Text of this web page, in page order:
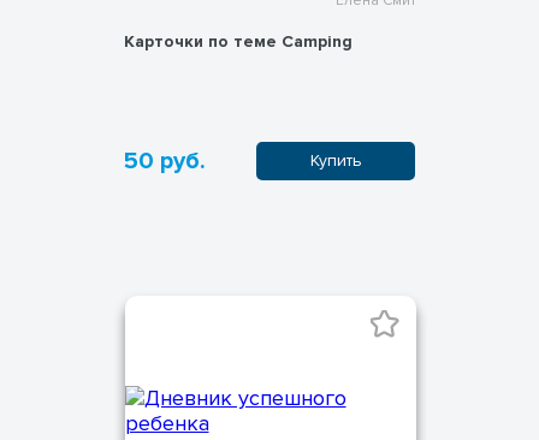
Карточки по теме Camping
50 руб. Купить